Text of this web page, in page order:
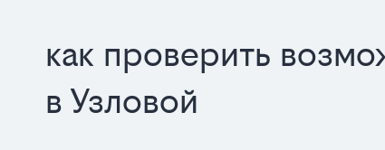
как проверить
в Узловой